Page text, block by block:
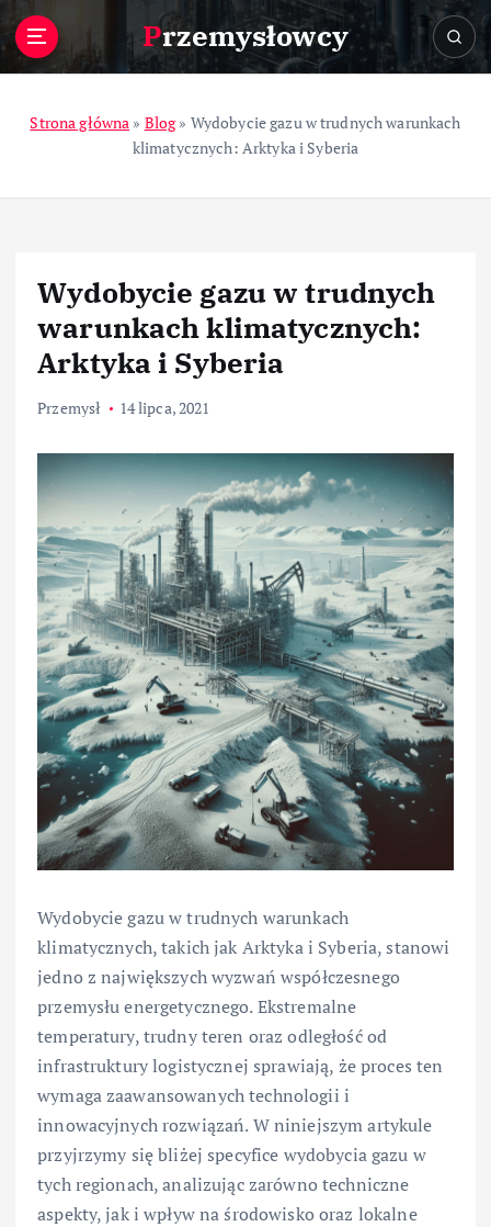
Przemysłowcy
Strona główna » Blog» Wydobycie gazu w trudnych warunkach
klimatycznych: Arktyka i Syberia
Wydobycie gazu w trudnych
warunkach klimatycznych:
Arktyka i Syberia
Przemysł 14 lipca, 2021
Wydobycie gazu w trudnych warunkach
klimatycznych, takich jak Arktyka i Syberia, stanowi
jedno z największych wyzwań współczesnego
przemysłu energetycznego. Ekstremalne
temperatury, trudny teren oraz odległość od
infrastruktury logistycznej sprawiają, że proces ten
wymaga zaawansowanych technologii i
innowacyjnych rozwiązań. W niniejszym artykule
przyjrzymy się bliżej specyfice wydobycia gazu w
tych regionach, analizując zarówno techniczne
aspekty, jak i wpływ na środowisko oraz lokalne